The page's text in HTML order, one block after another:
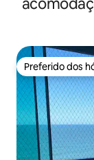
Preferido dos
Preferido dos